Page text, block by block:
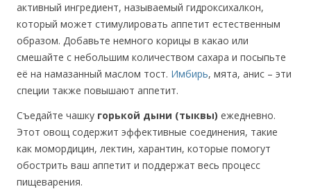
активный ингредиент, называемый гидроксихалкон,
который может стимулировать аппетит естественным
образом. Добавьте немного корицы в какао или
смешайте с небольшим количеством сахара и посыпьте
её на намазанный маслом тост. Имбирь, мята, анис – эти
специи также повышают аппетит.
Съедайте чашку горькой дыни (тыквы) ежедневно.
Этот овощ содержит эффективные соединения, такие
как момордицин, лектин, харантин, которые помогут
обострить ваш аппетит и поддержат весь процесс
пищеварения.